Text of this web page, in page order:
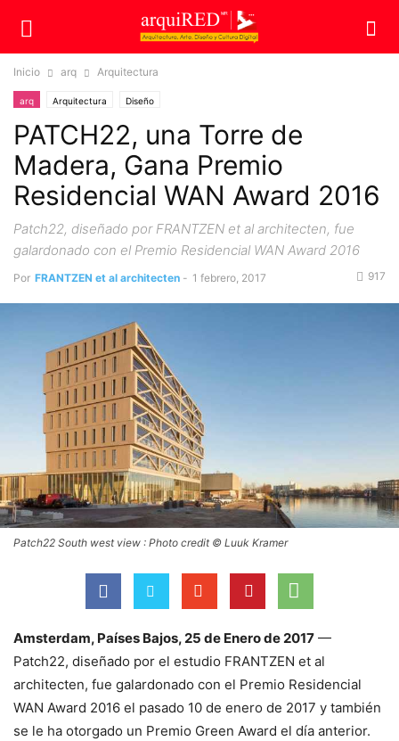
Inicio arq Arquitectura
arq Arquitectura Diseño
PATCH22, una Torre de
Madera, Gana Premio
Residencial WAN Award 2016
Patch22, diseñado por FRANTZEN et al architecten, fue
galardonado con el Premio Residencial WAN Award 2016
Por FRANTZEN et al architecten - 1 febrero, 2017 917
Patch22 South west view : Photo credit © Luuk Kramer
Amsterdam, Países Bajos, 25 de Enero de 2017 —
Patch22, diseñado por el estudio FRANTZEN et al
architecten, fue galardonado con el Premio Residencial
WAN Award 2016 el pasado 10 de enero de 2017 y también
se le ha otorgado un Premio Green Award el día anterior.